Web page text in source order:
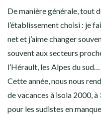
De manière générale, tout
l’établissement choisi : je
net et j’aime changer
souvent aux secteurs
l’Hérault, les Alpes du sud…
Cette année, nous nous
de vacances à isola 2000, à
pour les sudistes en